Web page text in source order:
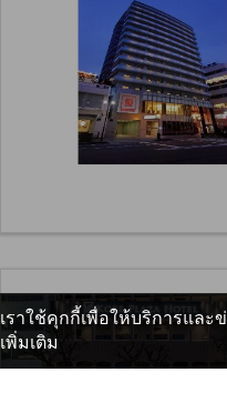
เราใช้คุกกี้เพื่อให้บริการแล
เพิ่มเติม